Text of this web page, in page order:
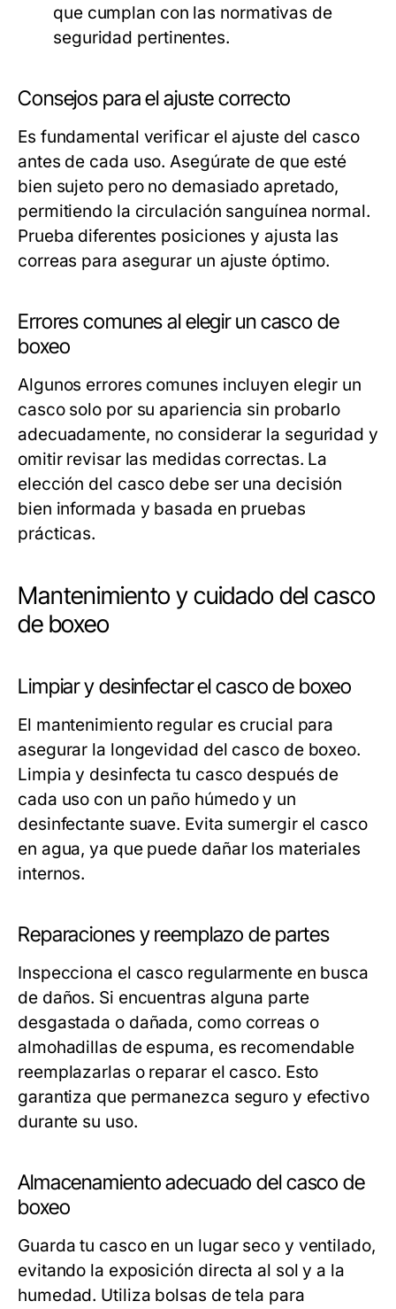
que cumplan con las normativas de
seguridad pertinentes.
Consejos para el ajuste correcto
Es fundamental verificar el ajuste del casco
antes de cada uso. Asegúrate de que esté
bien sujeto pero no demasiado apretado,
permitiendo la circulación sanguínea normal.
Prueba diferentes posiciones y ajusta las
correas para asegurar un ajuste óptimo.
Errores comunes al elegir un casco de
boxeo
Algunos errores comunes incluyen elegir un
casco solo por su apariencia sin probarlo
adecuadamente, no considerar la seguridad y
omitir revisar las medidas correctas. La
elección del casco debe ser una decisión
bien informada y basada en pruebas
prácticas.
Mantenimiento y cuidado del casco
de boxeo
Limpiar y desinfectar el casco de boxeo
El mantenimiento regular es crucial para
asegurar la longevidad del casco de boxeo.
Limpia y desinfecta tu casco después de
cada uso con un paño húmedo y un
desinfectante suave. Evita sumergir el casco
en agua, ya que puede dañar los materiales
internos.
Reparaciones y reemplazo de partes
Inspecciona el casco regularmente en busca
de daños. Si encuentras alguna parte
desgastada o dañada, como correas o
almohadillas de espuma, es recomendable
reemplazarlas o reparar el casco. Esto
garantiza que permanezca seguro y efectivo
durante su uso.
Almacenamiento adecuado del casco de
boxeo
Guarda tu casco en un lugar seco y ventilado,
evitando la exposición directa al sol y a la
humedad. Utiliza bolsas de tela para